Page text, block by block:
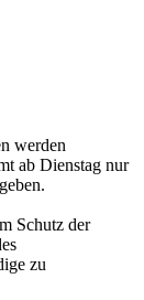
werden
ab Dienstag nur
Schutz der
zu